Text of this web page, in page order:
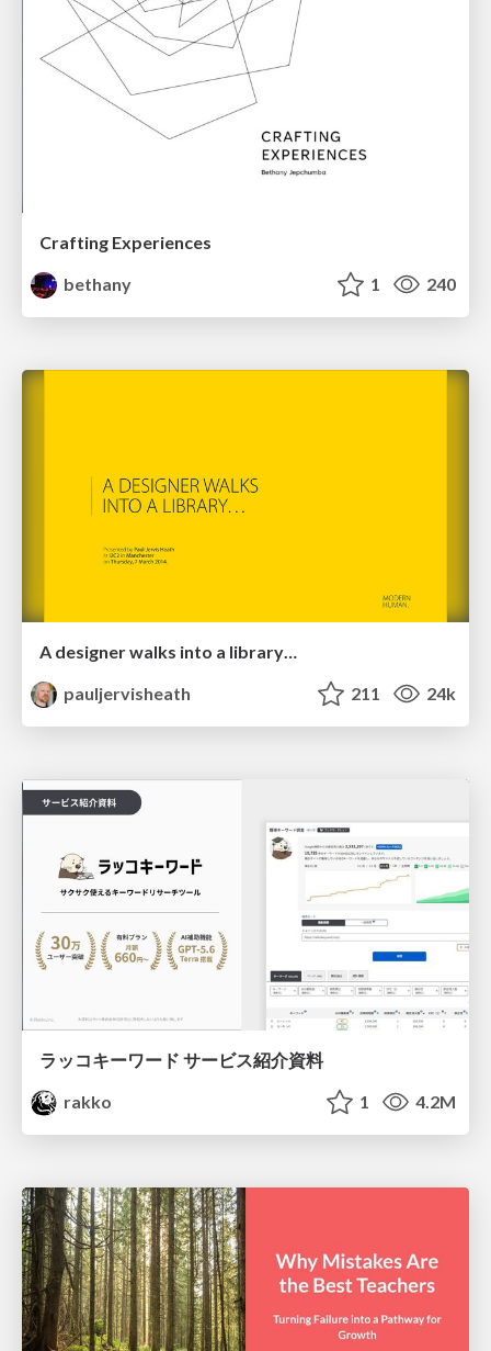
Crafting Experiences
bethany
1 240
A designer walks into a library…
pauljervisheath
211 24k
ラッコキーワード サービス紹介資料
rakko
1 4.2M